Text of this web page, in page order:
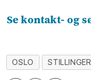
Se kontakt- og
OSLO STILLINGER